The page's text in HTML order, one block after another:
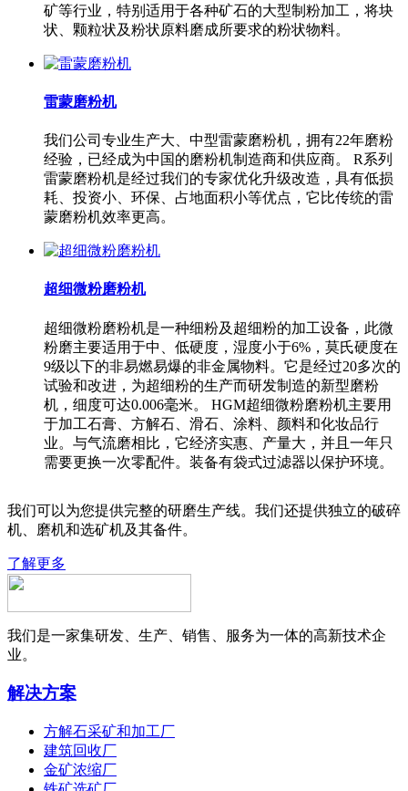
矿等行业，特别适用于各种矿石的大型制粉加工，将块
状、颗粒状及粉状原料磨成所要求的粉状物料。
雷蒙磨粉机
我们公司专业生产大、中型雷蒙磨粉机，拥有22年磨粉
经验，已经成为中国的磨粉机制造商和供应商。 R系列
雷蒙磨粉机是经过我们的专家优化升级改造，具有低损
耗、投资小、环保、占地面积小等优点，它比传统的雷
蒙磨粉机效率更高。
超细微粉磨粉机
超细微粉磨粉机是一种细粉及超细粉的加工设备，此微
粉磨主要适用于中、低硬度，湿度小于6%，莫氏硬度在
9级以下的非易燃易爆的非金属物料。它是经过20多次的
试验和改进，为超细粉的生产而研发制造的新型磨粉
机，细度可达0.006毫米。 HGM超细微粉磨粉机主要用
于加工石膏、方解石、滑石、涂料、颜料和化妆品行
业。与气流磨相比，它经济实惠、产量大，并且一年只
需要更换一次零配件。装备有袋式过滤器以保护环境。
我们可以为您提供完整的研磨生产线。我们还提供独立的破碎
机、磨机和选矿机及其备件。
了解更多
我们是一家集研发、生产、销售、服务为一体的高新技术企
业。
解决方案
方解石采矿和加工厂
建筑回收厂
金矿浓缩厂